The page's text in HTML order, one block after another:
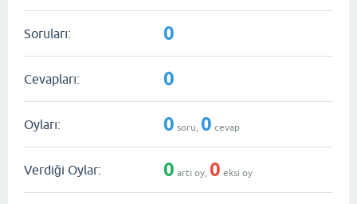
Soruları: 0
Cevapları: 0
Oyları: 0 soru, 0 cevap
Verdiği Oylar: 0 artı oy, 0 eksi oy